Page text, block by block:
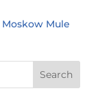
Moskow Mule
Search